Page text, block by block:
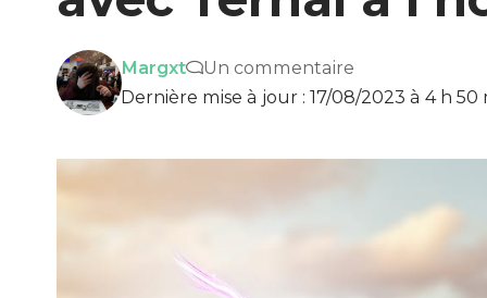
Dernière mise à jour : 17/08/2023 à 4 h 50
Margxt Un commentaire